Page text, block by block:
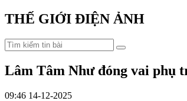
THẾ GIỚI ĐIỆN ẢNH
Lâm Tâm Như đóng vai phụ
09:46 14-12-2025